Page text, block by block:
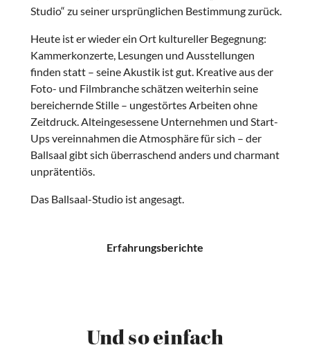
Studio“ zu seiner ursprünglichen Bestimmung zurück.
Heute ist er wieder ein Ort kultureller Begegnung:
Kammerkonzerte, Lesungen und Ausstellungen
finden statt – seine Akustik ist gut. Kreative aus der
Foto- und Filmbranche schätzen weiterhin seine
bereichernde Stille – ungestörtes Arbeiten ohne
Zeitdruck. Alteingesessene Unternehmen und Start-
Ups vereinnahmen die Atmosphäre für sich – der
Ballsaal gibt sich überraschend anders und charmant
unprätentiös.
Das Ballsaal-Studio ist angesagt.
Erfahrungsberichte
Und so einfach